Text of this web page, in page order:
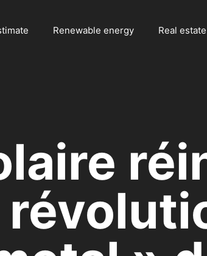
Renewable energy Real estate